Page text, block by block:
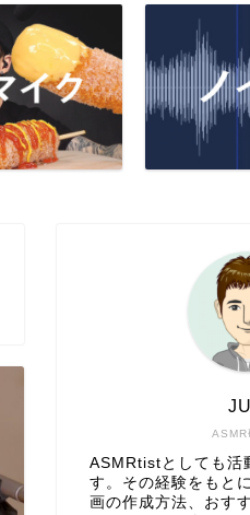
ASMR
ASMRtistとしても活
す。その経験をもと
画の作成方法、おす